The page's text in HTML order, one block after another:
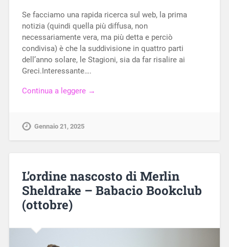
Se facciamo una rapida ricerca sul web, la prima
notizia (quindi quella più diffusa, non
necessariamente vera, ma più detta e perciò
condivisa) è che la suddivisione in quattro parti
dell’anno solare, le Stagioni, sia da far risalire ai
Greci.Interessante….
Continua a leggere →
Gennaio 21, 2025
L’ordine nascosto di Merlin
Sheldrake – Babacio Bookclub
(ottobre)